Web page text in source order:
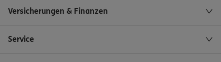
Versicherungen & Finanzen
Service